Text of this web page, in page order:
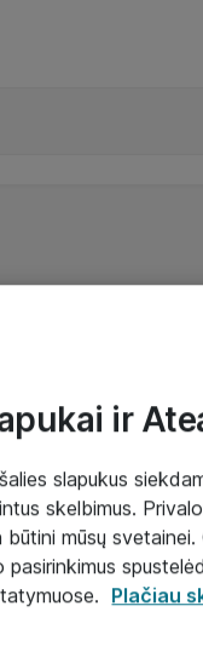
ir
slapukus
skelbimus.
mūsų
Plačiau